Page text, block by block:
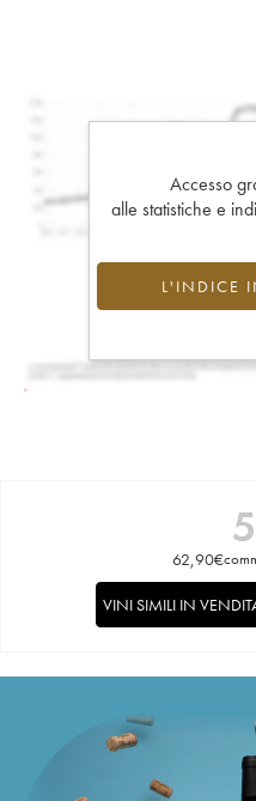
Accesso
alle statistiche e
L'INDICE
62,90€
VINI SIMILI IN